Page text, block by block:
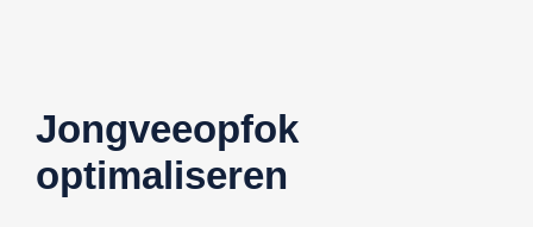
Jongveeopfok
optimaliseren